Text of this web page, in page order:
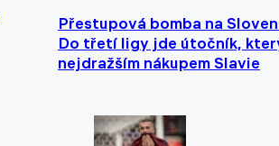
Přestupová bomba na
Do třetí ligy jde útočník,
nejdražším nákupem Slavie